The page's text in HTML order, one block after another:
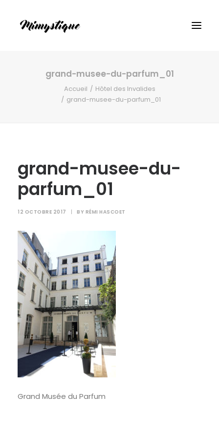
RECHERCHE
grand-musee-du-parfum_01
Accueil
Hôtel des Invalides
grand-musee-du-parfum_01
grand-musee-du-
parfum_01
12 OCTOBRE 2017 | BY RÉMI HASCOET
Grand Musée du Parfum